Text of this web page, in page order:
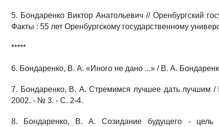
5. Бондаренко Виктор Анатольевич // Оренбургский
Факты : 55 лет Оренбургскому государственному
*****
6. Бондаренко, В. А. «Иного не дано ...» / В. А.
7. Бондаренко, В. А. Стремимся лучшее дать лучшим /
2002. - № 3. - С. 2-4.
8. Бондаренко, В. А. Созидание будущего - цель